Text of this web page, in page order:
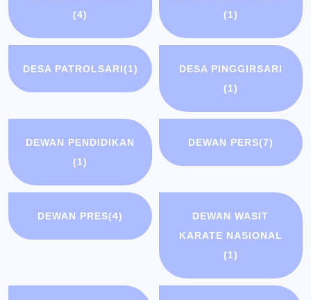
(4)
(1)
DESA PATROLSARI(1)
DESA PINGGIRSARI
(1)
DEWAN PENDIDIKAN
(1)
DEWAN PERS(7)
DEWAN PRES(4)
DEWAN WASIT
KARATE NASIONAL
(1)